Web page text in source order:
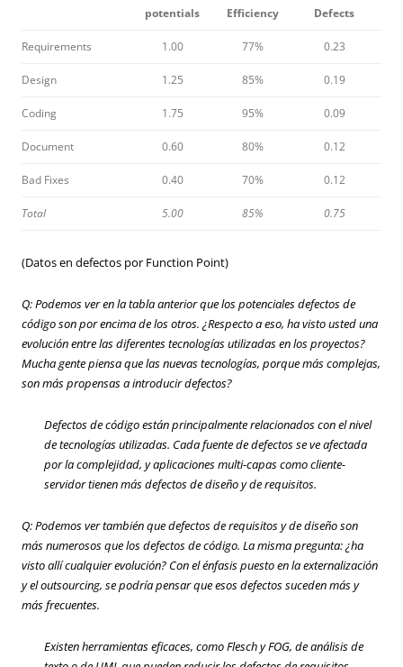
potentials
Efficiency
Defects
Requirements 1.00 77% 0.23
Design 1.25 85% 0.19
Coding 1.75 95% 0.09
Document 0.60 80% 0.12
Bad Fixes 0.40 70% 0.12
Total 5.00 85% 0.75
(Datos en defectos por Function Point)
Q: Podemos ver en la tabla anterior que los potenciales defectos de
código son por encima de los otros. ¿Respecto a eso, ha visto usted una
evolución entre las diferentes tecnologías utilizadas en los proyectos?
Mucha gente piensa que las nuevas tecnologías, porque más complejas,
son más propensas a introducir defectos?
Defectos de código estánprincipalmenterelacionados con el nivel
de tecnologías utilizadas. Cada fuente de defectos se ve afectada
por la complejidad, y aplicaciones multi-capas como cliente-
servidor tienen más defectos de diseñoy de requisitos.
Q: Podemos ver también que defectos de requisitos y de diseño son
más numerosos que los defectos de código. La misma pregunta: ¿ha
visto allí cualquier evolución? Con el énfasis puesto en la externalización
y el outsourcing, se podría pensar que esos defectos suceden más y
más frecuentes.
Existen herramientas eficaces, como Flesch y FOG, de análisis de